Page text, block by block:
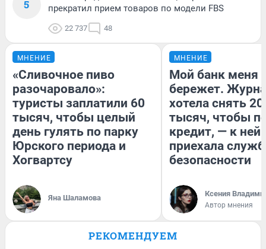
5
прекратил прием товаров по модели FBS
22 737 48
МНЕНИЕ
«Сливочное пиво
разочаровало»:
туристы заплатили 60
тысяч, чтобы целый
день гулять по парку
Юрского периода и
Хогвартсу
Яна Шаламова
МНЕНИЕ
Мой банк меня
бережет.
хотела снять
тысяч, чтобы
кредит, — к
приехала
безопасности
Ксения
Автор мнения
РЕКОМЕНДУЕМ